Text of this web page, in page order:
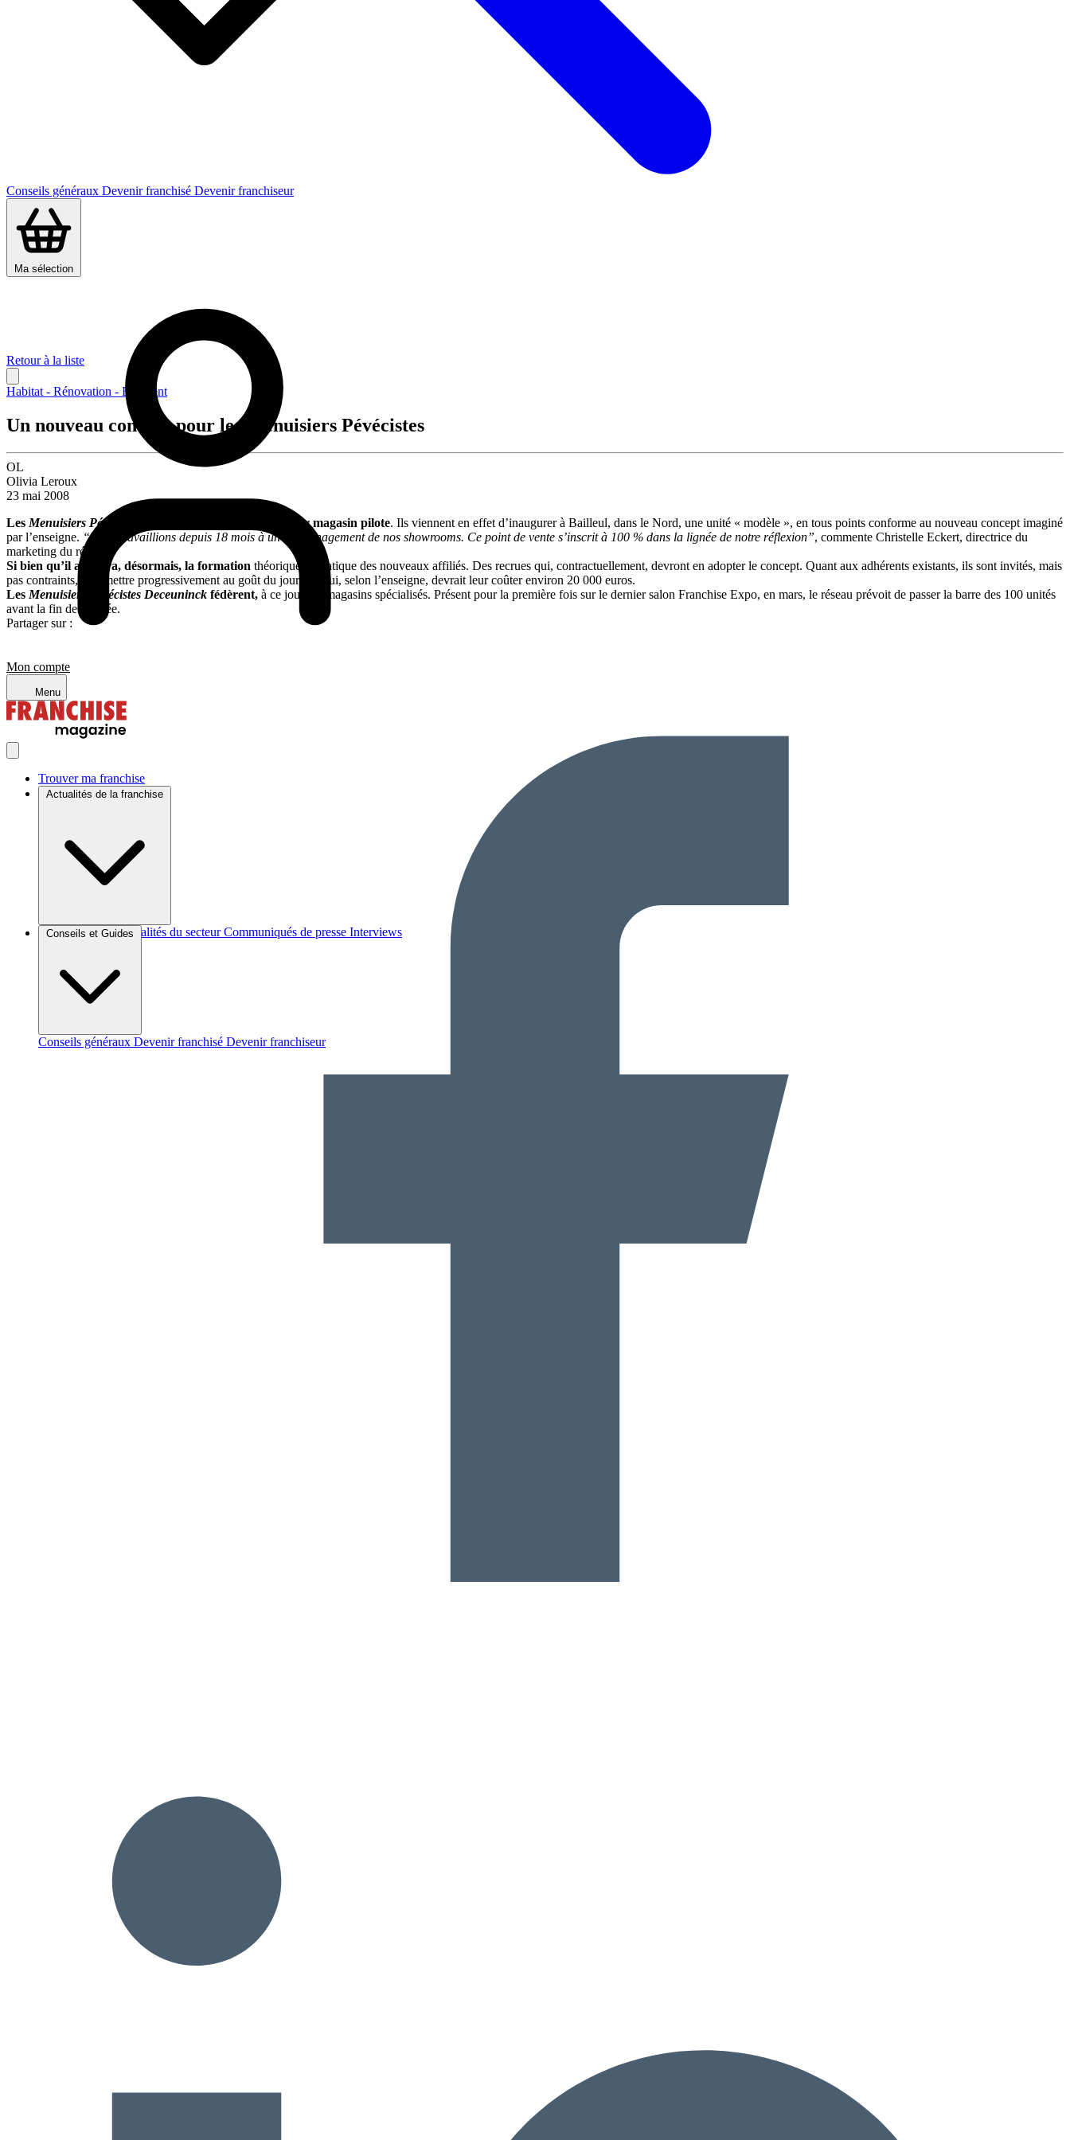
Conseils généraux Devenir franchisé Devenir franchiseur
Ma sélection
Mon compte
Menu
Trouver ma franchise
Actualités de la franchise
Brèves et actus Actualités du secteur Communiqués de presse Interviews
Conseils et Guides
Conseils généraux Devenir franchisé Devenir franchiseur
Retour à la liste
Habitat - Rénovation - Bâtiment
Un nouveau concept pour les Menuisiers Pévécistes
OL
Olivia Leroux
23 mai 2008
Les Menuisiers Pévécistes Deceuninck ont désormais leur magasin pilote. Ils viennent en effet d’inaugurer à Bailleul, dans le Nord, une unité « modèle », en tous points conforme au nouveau concept imaginé
par l’enseigne. “Nous travaillions depuis 18 mois à un réaménagement de nos showrooms. Ce point de vente s’inscrit à 100 % dans la lignée de notre réflexion”, commente Christelle Eckert, directrice du
marketing du réseau.
Si bien qu’il abritera, désormais, la formation théorique et pratique des nouveaux affiliés. Des recrues qui, contractuellement, devront en adopter le concept. Quant aux adhérents existants, ils sont invités, mais
pas contraints, à se mettre progressivement au goût du jour. Ce qui, selon l’enseigne, devrait leur coûter environ 20 000 euros.
Les Menuisiers Pévécistes Deceuninck fédèrent, à ce jour, 95 magasins spécialisés. Présent pour la première fois sur le dernier salon Franchise Expo, en mars, le réseau prévoit de passer la barre des 100 unités
avant la fin de l’année.
Partager sur :